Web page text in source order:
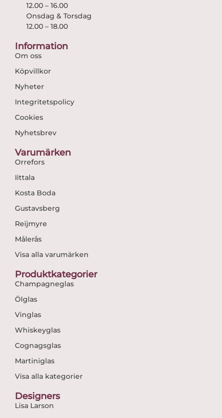
12.00 – 16.00
Onsdag & Torsdag
12.00 – 18.00
Information
Om oss
Köpvillkor
Nyheter
Integritetspolicy
Cookies
Nyhetsbrev
Varumärken
Orrefors
Iittala
Kosta Boda
Gustavsberg
Reijmyre
Målerås
Visa alla varumärken
Produktkategorier
Champagneglas
Ölglas
Vinglas
Whiskeyglas
Cognagsglas
Martiniglas
Visa alla kategorier
Designers
Lisa Larson